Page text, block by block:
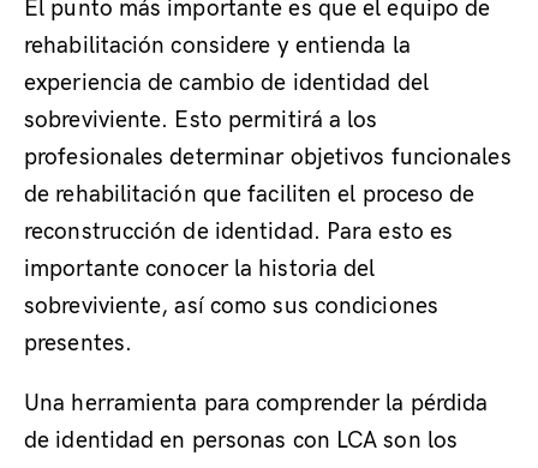
El punto más importante es que el equipo de
rehabilitación considere y entienda la
experiencia de cambio de identidad del
sobreviviente. Esto permitirá a los
profesionales determinar objetivos funcionales
de rehabilitación que faciliten el proceso de
reconstrucción de identidad. Para esto es
importante conocer la historia del
sobreviviente, así como sus condiciones
presentes.
Una herramienta para comprender la pérdida
de identidad en personas con LCA son los